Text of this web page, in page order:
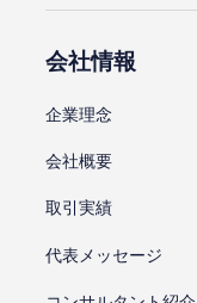
会社情報
企業理念
会社概要
取引実績
代表メッセージ